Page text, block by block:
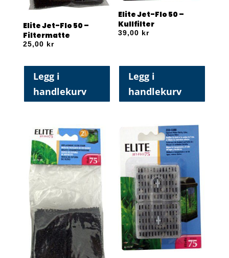
Elite Jet-Flo 50 –
Filtermatte
25,00 kr
Legg i
handlekurv
Elite Jet-Flo 50 –
Kullfilter
39,00 kr
Legg i
handlekurv